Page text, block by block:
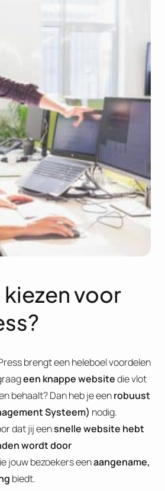
voor
brengt een heleboel voordelen
een knappe websitedie vlot
behaalt? Dan heb je eenrobuust
Systeem) nodig.
dat jij eensnelle website hebt
wordt door
jouw bezoekers eenaangename,
biedt.